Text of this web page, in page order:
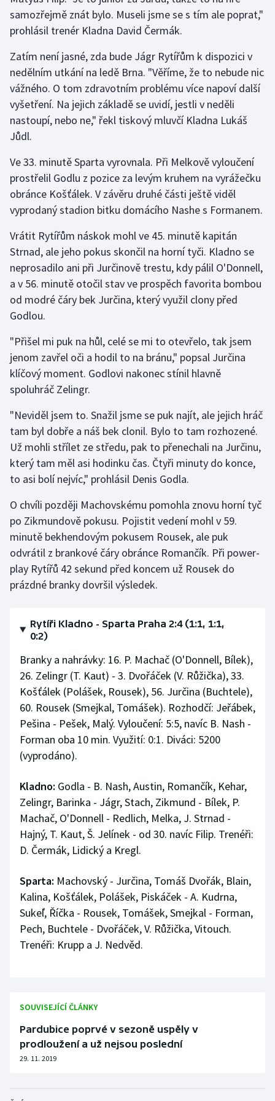
samozřejmě znát bylo. Museli jsme se s tím ale poprat,"
prohlásil trenér Kladna David Čermák.
Zatím není jasné, zda bude Jágr Rytířům k dispozici v
nedělním utkání na ledě Brna. "Věříme, že to nebude nic
vážného. O tom zdravotním problému více napoví další
vyšetření. Na jejich základě se uvidí, jestli v neděli
nastoupí, nebo ne," řekl tiskový mluvčí Kladna Lukáš
Jůdl.
Ve 33. minutě Sparta vyrovnala. Při Melkově vyloučení
prostřelil Godlu z pozice za levým kruhem na vyrážečku
obránce Košťálek. V závěru druhé části ještě viděl
vyprodaný stadion bitku domácího Nashe s Formanem.
Vrátit Rytířům náskok mohl ve 45. minutě kapitán
Strnad, ale jeho pokus skončil na horní tyči. Kladno se
neprosadilo ani při Jurčinově trestu, kdy pálil O'Donnell,
a v 56. minutě otočil stav ve prospěch favorita bombou
od modré čáry bek Jurčina, který využil clony před
Godlou.
"Přišel mi puk na hůl, celé se mi to otevřelo, tak jsem
jenom zavřel oči a hodil to na bránu," popsal Jurčina
klíčový moment. Godlovi nakonec stínil hlavně
spoluhráč Zelingr.
"Neviděl jsem to. Snažil jsme se puk najít, ale jejich hráč
tam byl dobře a náš bek clonil. Bylo to tam rozhozené.
Už mohli střílet ze středu, pak to přenechali na Jurčinu,
který tam měl asi hodinku čas. Čtyři minuty do konce,
to asi bolí nejvíc," prohlásil Denis Godla.
O chvíli později Machovskému pomohla znovu horní tyč
po Zikmundově pokusu. Pojistit vedení mohl v 59.
minutě bekhendovým pokusem Rousek, ale puk
odvrátil z brankové čáry obránce Romančík. Při power-
play Rytířů 42 sekund před koncem už Rousek do
prázdné branky dovršil výsledek.
Rytíři Kladno - Sparta Praha 2:4 (1:1, 1:1,
0:2)
Branky a nahrávky: 16. P. Machač (O'Donnell, Bílek),
26. Zelingr (T. Kaut) - 3. Dvořáček (V. Růžička), 33.
Košťálek (Polášek, Rousek), 56. Jurčina (Buchtele),
60. Rousek (Smejkal, Tomášek). Rozhodčí: Jeřábek,
Pešina - Pešek, Malý. Vyloučení: 5:5, navíc B. Nash -
Forman oba 10 min. Využití: 0:1. Diváci: 5200
(vyprodáno).
Kladno: Godla - B. Nash, Austin, Romančík, Kehar,
Zelingr, Barinka - Jágr, Stach, Zikmund - Bílek, P.
Machač, O'Donnell - Redlich, Melka, J. Strnad -
Hajný, T. Kaut, Š. Jelínek - od 30. navíc Filip. Trenéři:
D. Čermák, Lidický a Kregl.
Sparta: Machovský - Jurčina, Tomáš Dvořák, Blain,
Kalina, Košťálek, Polášek, Piskáček - A. Kudrna,
Sukeľ, Říčka - Rousek, Tomášek, Smejkal - Forman,
Pech, Buchtele - Dvořáček, V. Růžička, Vitouch.
Trenéři: Krupp a J. Nedvěd.
SOUVISEJÍCÍ ČLÁNKY
Pardubice poprvé v sezoně uspěly v
prodloužení a už nejsou poslední
29. 11. 2019